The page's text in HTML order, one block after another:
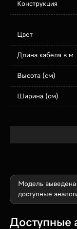
Конструкция
Цвет
Длина кабеля в м
Высота (см)
Ширина (см)
Модель
доступные
Доступные